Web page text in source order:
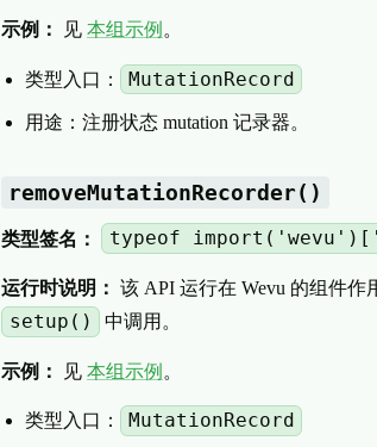
示例： 见 本组示例 。
类型入口： MutationRecord
用途：注册状态 mutation 记录器。
removeMutationRecorder()
类型签名： typeof
运行时说明： 该 API 运行在 Wevu 的组件
setup() 中调用。
示例： 见 本组示例 。
类型入口： MutationRecord